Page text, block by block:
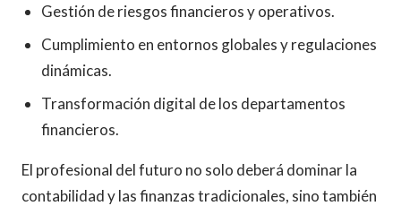
Gestión de riesgos financieros y operativos.
Cumplimiento en entornos globales y regulaciones
dinámicas.
Transformación digital de los departamentos
financieros.
El profesional del futuro no solo deberá dominar la
contabilidad y las finanzas tradicionales, sino también